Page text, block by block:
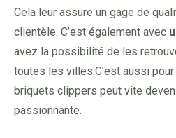
Cela leur assure un gage de
clientèle. C’est également avec
avez la possibilité de les
toutes les villes.C’est aussi
briquets clippers peut vite
passionnante.